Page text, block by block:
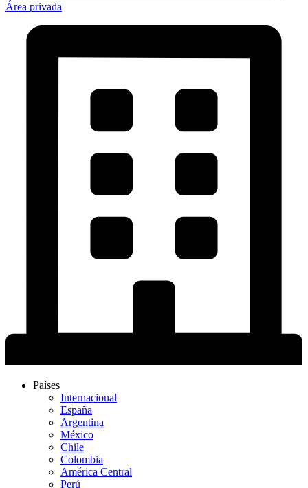
Área privada
Países
Internacional
España
Argentina
México
Chile
Colombia
América Central
Perú